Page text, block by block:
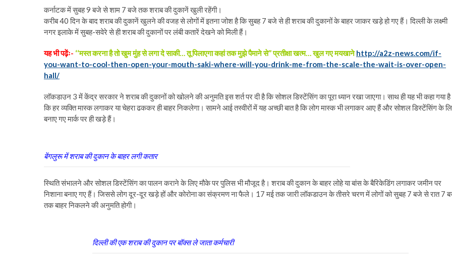
कर्नाटक में सुबह 9 बजे से शाम 7 बजे तक शराब की दुकानें खुली रहेंगी।
करीब 40 दिन के बाद शराब की दुकानें खुलने की वजह से लोगों में इतना जोश है कि सुबह 7 बजे से ही शराब की दुकानों के बाहर जाकर खड़े हो गए हैं। दिल्ली के लक्ष्मी
नगर इलाके में सुबह-सवेरे से ही शराब की दुकानों पर लंबी कतारें देखने को मिली हैं।
यह भी पढ़ेंः- ‘‘मस्त करना है तो खुम मुंह से लगा दे साकी… तू पिलाएगा कहां तक मुझे पैमाने से’’ प्रतीक्षा खत्म… खुल गए मयखाने http://a2z-news.com/if-
you-want-to-cool-then-open-your-mouth-saki-where-will-you-drink-me-from-the-scale-the-wait-is-over-open-
hall/
लॉकडाउन 3 में केंद्र सरकार ने शराब की दुकानों को खोलने की अनुमति इस शर्त पर दी है कि सोशल डिस्टेंसिंग का पूरा ध्यान रखा जाएगा। साथ ही यह भी कहा गया है
कि हर व्यक्ति मास्क लगाकर या चेहरा ढककर ही बाहर निकलेगा। सामने आई तस्वीरों में यह अच्छी बात है कि लोग मास्क भी लगाकर आए हैं और सोशल डिस्टेंसिंग के
बनाए गए मार्क पर ही खड़े हैं।
बेंगलुरू में शराब की दुकान के बाहर लगी कतार
स्थिति संभालने और सोशल डिस्टेंसिंग का पालन कराने के लिए मौके पर पुलिस भी मौजूद है। शराब की दुकान के बाहर लोहे या बांस के बैरिकेडिंग लगाकर जमीन पर
निशाना बनाए गए हैं। जिससे लोग दूर-दूर खड़े हों और कोरोना का संक्रमण ना फैले। 17 मई तक जारी लॉकडाउन के तीसरे चरण में लोगों को सुबह 7 बजे से रात 7
तक बाहर निकलने की अनुमति होगी।
दिल्ली की एक शराब की दुकान पर बॉक्स ले जाता कर्मचारी